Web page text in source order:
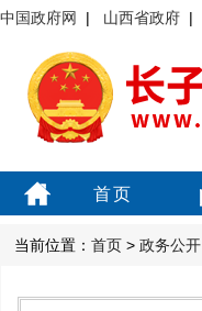
中国政府网 | 山西省政府 |
首页
当前位置： 首页 > 政务公开